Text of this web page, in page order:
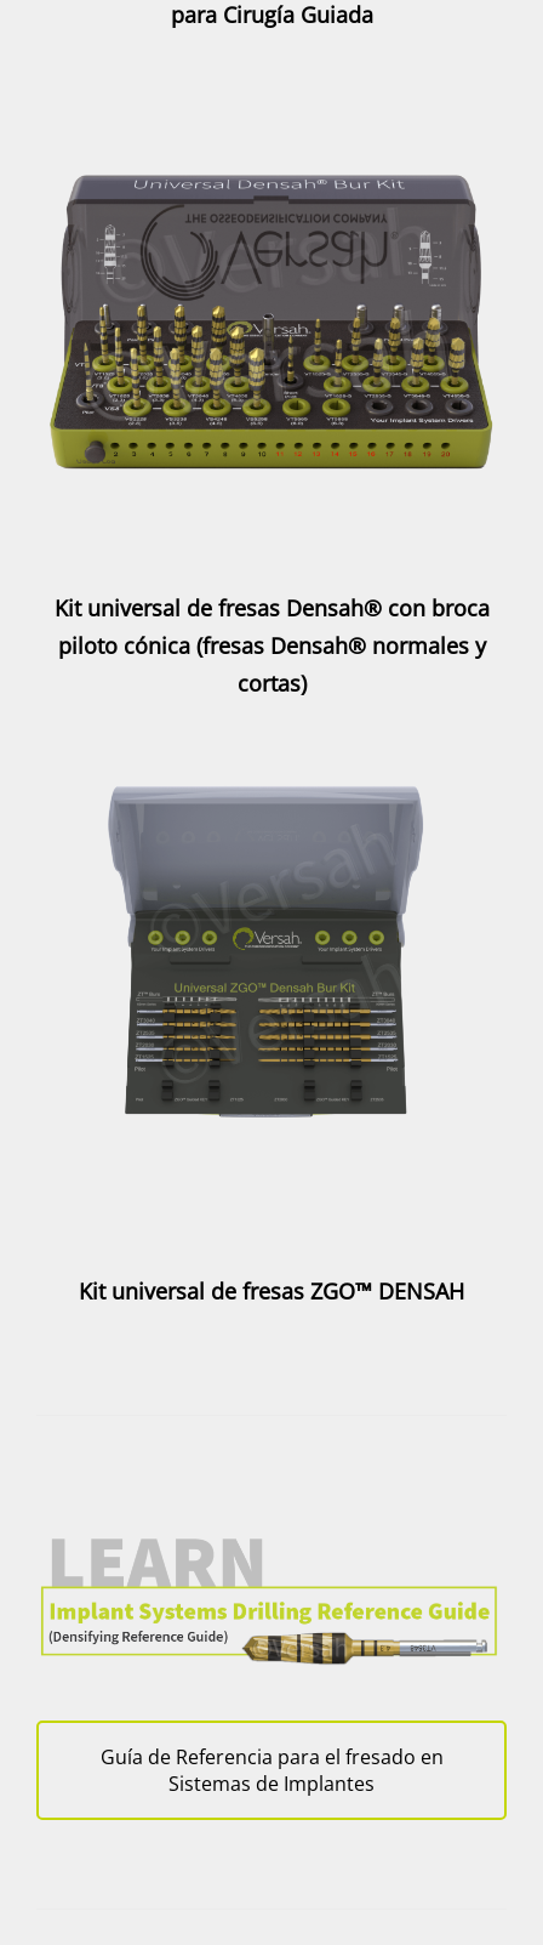
para Cirugía Guiada
Kit universal de fresas Densah® con broca
piloto cónica (fresas Densah® normales y
cortas)
Kit universal de fresas ZGO™ DENSAH
Guía de Referencia para el fresado en
Sistemas de Implantes